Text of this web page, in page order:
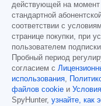
действующей на момент
стандартной
соответствии с
странице покупки, при
пользователем
Пробный период
согласием с
использования,
файлов cookie и
SpyHunter, узнайте, как